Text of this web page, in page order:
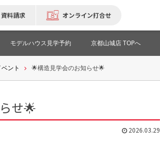
資料請求 オンライン打合せ
モデルハウス見学予約 京都山城店 TOPへ
ント 🌟構造見学会のお知らせ🌟
せ🌟
2026.03.29